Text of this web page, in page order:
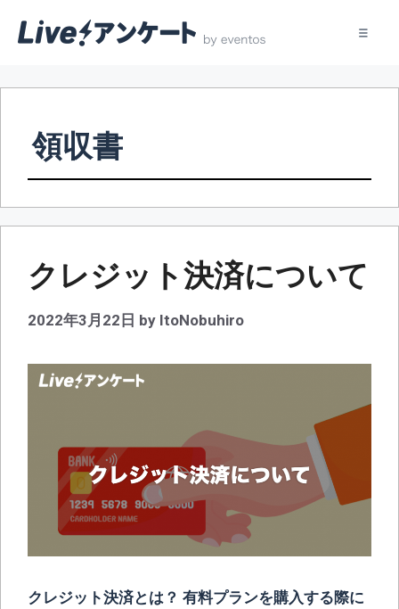
ス
領収書
クレジット決済について
2022年3月22日 by ItoNobuhiro
クレジット決済とは？ 有料プランを購入する際に